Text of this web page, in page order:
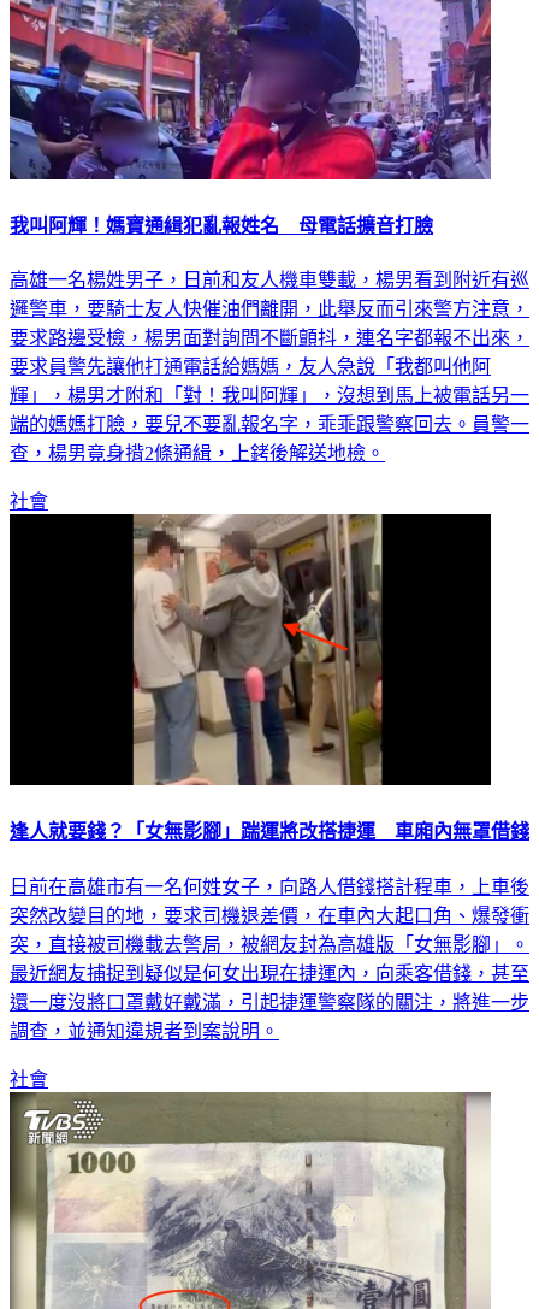
我叫阿輝！媽寶通緝犯亂報姓名 母電話擴音打臉
高雄一名楊姓男子，日前和友人機車雙載，楊男看到附近有巡
邏警車，要騎士友人快催油們離開，此舉反而引來警方注意，
要求路邊受檢，楊男面對詢問不斷顫抖，連名字都報不出來，
要求員警先讓他打通電話給媽媽，友人急說「我都叫他阿
輝」，楊男才附和「對！我叫阿輝」，沒想到馬上被電話另一
端的媽媽打臉，要兒不要亂報名字，乖乖跟警察回去。員警一
查，楊男竟身揹2條通緝，上銬後解送地檢。
社會
逢人就要錢？「女無影腳」踹運將改搭捷運 車廂內無罩借錢
日前在高雄市有一名何姓女子，向路人借錢搭計程車，上車後
突然改變目的地，要求司機退差價，在車內大起口角、爆發衝
突，直接被司機載去警局，被網友封為高雄版「女無影腳」。
最近網友捕捉到疑似是何女出現在捷運內，向乘客借錢，甚至
還一度沒將口罩戴好戴滿，引起捷運警察隊的關注，將進一步
調查，並通知違規者到案說明。
社會